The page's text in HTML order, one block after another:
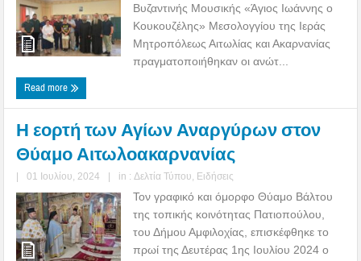
Βυζαντινής Μουσικής «Άγιος Ιωάννης ο
Κουκουζέλης» Μεσολογγίου της Ιεράς
Μητροπόλεως Αιτωλίας και Ακαρνανίας
πραγματοποιήθηκαν οι ανώτ...
Read more
Η εορτή των Αγίων Αναργύρων στον
Θύαμο Αιτωλοακαρνανίας
| 01 Ιουλίου, 2024 | in : Δελτία Τύπου Ειδήσεις
Τον γραφικό και όμορφο Θύαμο Βάλτου
της τοπικής κοινότητας Πατιοπούλου,
του Δήμου Αμφιλοχίας, επισκέφθηκε το
πρωί της Δευτέρας 1ης Ιουλίου 2024 ο